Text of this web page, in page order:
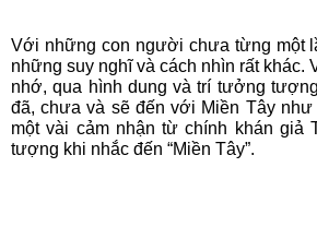
Với những con người chưa từng một
những suy nghĩ và cách nhìn rất khác.
nhớ, qua hình dung và trí tưởng
đã, chưa và sẽ đến với Miền Tây như
một vài cảm nhận từ chính khán giả
tượng khi nhắc đến “Miền Tây”.